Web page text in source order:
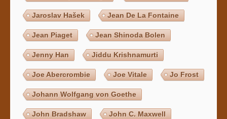
Jaroslav Hašek Jean De La Fontaine
Jean Piaget Jean Shinoda Bolen
Jenny Han Jiddu Krishnamurti
Joe Abercrombie Joe Vitale Jo Frost
Johann Wolfgang von Goethe
John Bradshaw John C. Maxwell